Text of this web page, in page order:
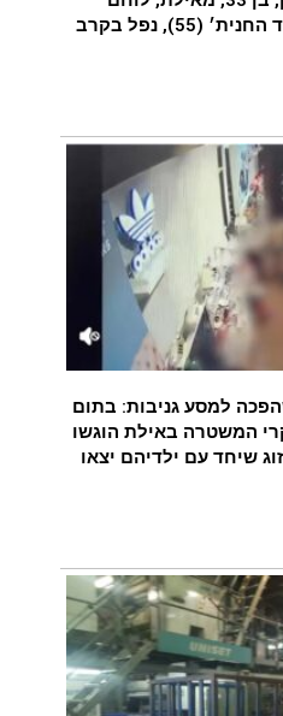
בגדוד 2855, עוצבת ׳חוד החנית׳ (55), נפל בקרב
למסע גניבות: בתום
המשטרה באילת הוגשו
זוג שיחד עם ילדיהם יצאו